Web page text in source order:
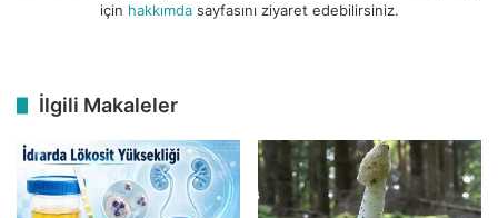
için hakkımdasayfasını ziyaret edebilirsiniz.
İlgili Makaleler